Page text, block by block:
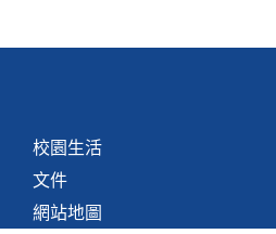
校園生活
文件
網站地圖